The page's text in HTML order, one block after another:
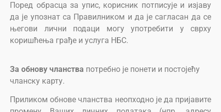
Поред обрасца за упис, корисник потписује и изјаву
да je упознат са Правилником и да jе сагласан да се
његови лични подаци могу употребити у сврху
коришћења грађе и услуга НБС.
За обнову чланства потребно је понети и постојећу
чланску карту.
Приликом обнове чланства неопходно је да пријавите